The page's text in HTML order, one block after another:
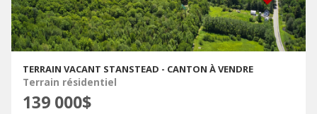
TERRAIN VACANT STANSTEAD - CANTON À VENDRE
Terrain résidentiel
139 000$